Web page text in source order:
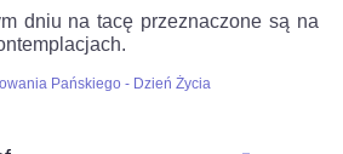
dniu na tacę przeznaczone są na
Pańskiego - Dzień Życia